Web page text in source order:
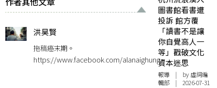
洪昊賢
拖稿癌末期。
https://www.facebook.com/alanaighung
圖書館看書遭
投訴 館方覆
「讀書不是讓
你自覺高人一
等」戳破文化
資本迷思
報導 | by 虛詞編
輯部 | 2026-07-31